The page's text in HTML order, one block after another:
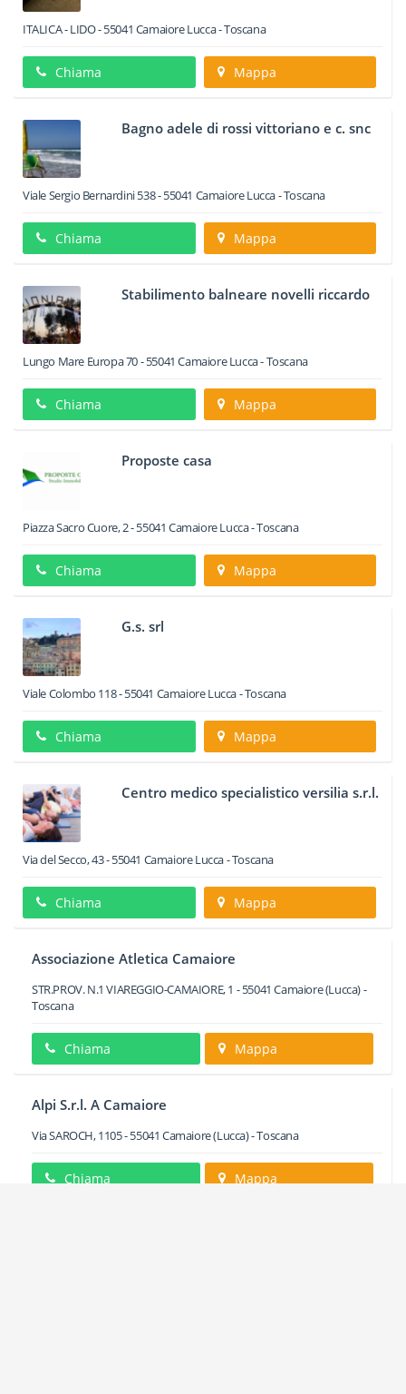
ITALICA - LIDO-55041 CamaioreLucca -Toscana
Chiama Mappa
Bagno adele di rossi vittoriano e c. snc
Viale Sergio Bernardini 538-55041 CamaioreLucca -Toscana
Chiama Mappa
Stabilimento balneare novelli riccardo
Lungo Mare Europa 70-55041 CamaioreLucca -Toscana
Chiama Mappa
Proposte casa
Piazza Sacro Cuore, 2-55041 CamaioreLucca -Toscana
Chiama Mappa
G.s. srl
Viale Colombo 118-55041 CamaioreLucca -Toscana
Chiama Mappa
Centro medico specialistico versilia s.r.l.
Via del Secco, 43-55041 CamaioreLucca -Toscana
Chiama Mappa
Associazione Atletica Camaiore
STR.PROV. N.1 VIAREGGIO-CAMAIORE, 1 -55041 Camaiore(Lucca) -
Toscana
Chiama Mappa
Alpi S.r.l. A Camaiore
Via SAROCH, 1105-55041 Camaiore(Lucca) -Toscana
Chiama Mappa